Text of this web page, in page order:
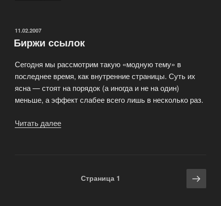
ОПУБЛИКОВАНО
11.02.2007
Биржи ссылок
Сегодня мы рассмотрим такую «модную тему» в
последнее время, как внутренние страницы. Суть их
ясна — стоят на порядок (а иногда и не на один)
меньше, а эффект слабее всего лишь в несколько раз.
Читать далее
Страница 1